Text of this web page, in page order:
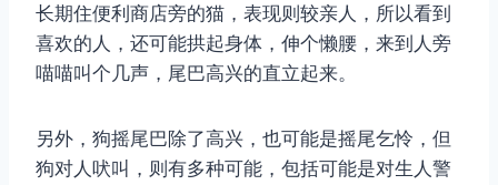
长期住便利商店旁的猫，表现则较亲人，所以看到
喜欢的人，还可能拱起身体，伸个懒腰，来到人旁
喵喵叫个几声，尾巴高兴的直立起来。
另外，狗摇尾巴除了高兴，也可能是摇尾乞怜，但
狗对人吠叫，则有多种可能，包括可能是对生人警